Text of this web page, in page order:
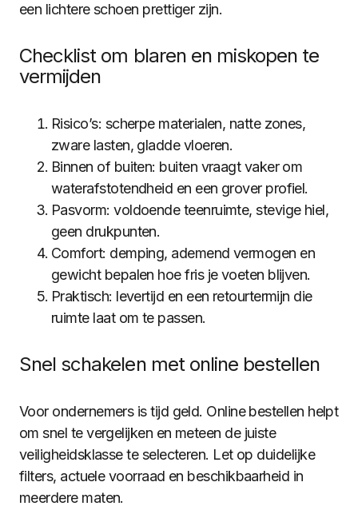
een lichtere schoen prettiger zijn.
Checklist om blaren en miskopen te
vermijden
Risico’s: scherpe materialen, natte zones,
zware lasten, gladde vloeren.
Binnen of buiten: buiten vraagt vaker om
waterafstotendheid en een grover profiel.
Pasvorm: voldoende teenruimte, stevige hiel,
geen drukpunten.
Comfort: demping, ademend vermogen en
gewicht bepalen hoe fris je voeten blijven.
Praktisch: levertijd en een retourtermijn die
ruimte laat om te passen.
Snel schakelen met online bestellen
Voor ondernemers is tijd geld. Online bestellen helpt
om snel te vergelijken en meteen de juiste
veiligheidsklasse te selecteren. Let op duidelijke
filters, actuele voorraad en beschikbaarheid in
meerdere maten.